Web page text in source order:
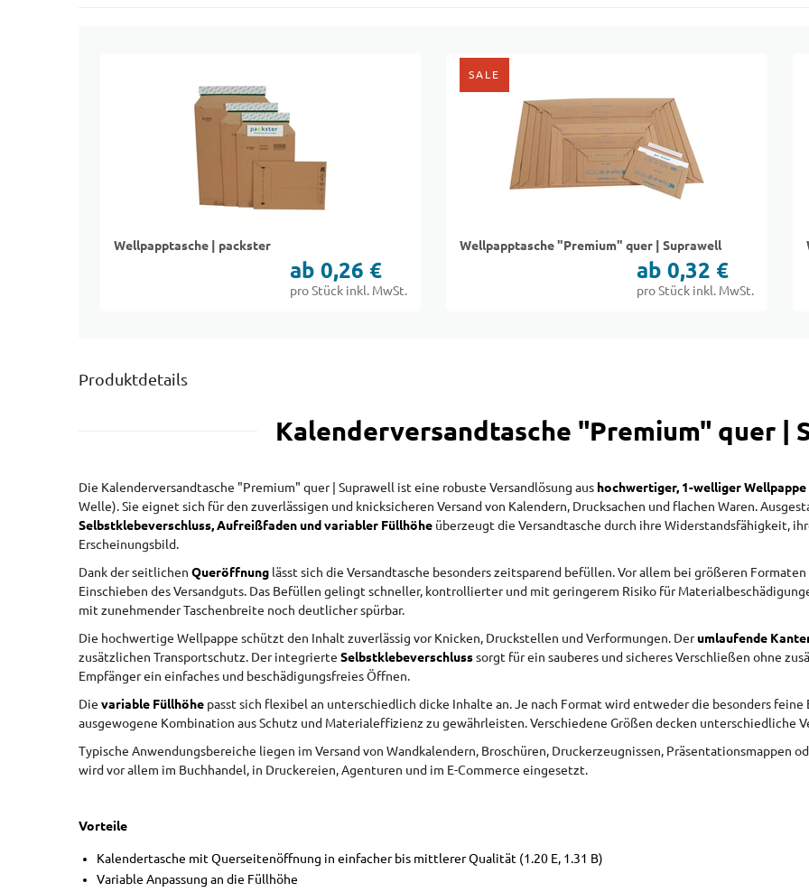
Wellpapptasche | packster
ab 0,26 €
pro Stück inkl. MwSt.
SALE
Wellpapptasche "Premium" quer | Suprawell
ab 0,32 €
pro Stück inkl. MwSt.
Produktdetails
Kalenderversandtasche "Premium" quer |
Die Kalenderversandtasche "Premium" quer | Suprawell ist eine robuste Versandlösung aus hochwertiger, 1-welliger
Welle). Sie eignet sich für den zuverlässigen und knicksicheren Versand von Kalendern, Drucksachen und flachen Waren.
Selbstklebeverschluss, Aufreißfaden und variabler Füllhöhe überzeugt die Versandtasche durch ihre Widerstandsfähigkeit,
Erscheinungsbild.
Dank der seitlichen Queröffnung lässt sich die Versandtasche besonders zeitsparend befüllen. Vor allem bei größeren
Einschieben des Versandguts. Das Befüllen gelingt schneller, kontrollierter und mit geringerem Risiko für
mit zunehmender Taschenbreite noch deutlicher spürbar.
Die hochwertige Wellpappe schützt den Inhalt zuverlässig vor Knicken, Druckstellen und Verformungen. Derumlaufende
zusätzlichen Transportschutz. Der integrierte Selbstklebeverschlusssorgt für ein sauberes und sicheres Verschließen ohne
Empfänger ein einfaches und beschädigungsfreies Öffnen.
Die variable Füllhöhe passt sich flexibel an unterschiedlich dicke Inhalte an. Je nach Format wird entweder die besonders
ausgewogene Kombination aus Schutz und Materialeffizienz zu gewährleisten. Verschiedene Größen decken unterschiedliche
Typische Anwendungsbereiche liegen im Versand von Wandkalendern, Broschüren, Druckerzeugnissen, Präsentationsmappen
wird vor allem im Buchhandel, in Druckereien, Agenturen und im E-Commerce eingesetzt.
Vorteile
Kalendertasche mit Querseitenöffnung in einfacher bis mittlerer Qualität (1.20 E, 1.31 B)
Variable Anpassung an die Füllhöhe